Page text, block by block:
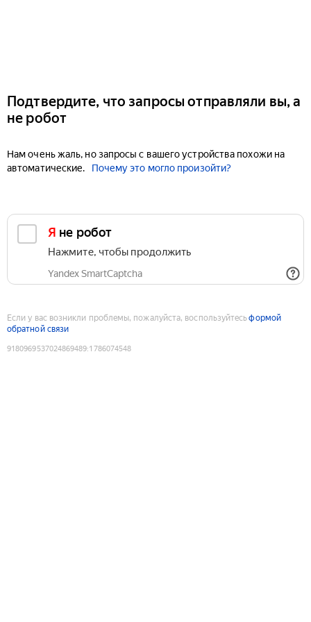
Подтвердите, что запросы отправляли вы, а
не робот
Нам очень жаль, но запросы с вашего устройства похожи на
автоматические.
Почему это могло произойти?
Я не робот
Нажмите, чтобы продолжить
Yandex SmartCaptcha
Если у вас возникли проблемы, пожалуйста, воспользуйтесьформой
обратной связи
9180969537024869489:1786074548